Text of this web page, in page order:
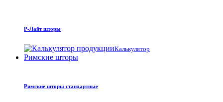
Р-Лайт шторы
Калькулятор
Римские шторы
Римские шторы стандартные